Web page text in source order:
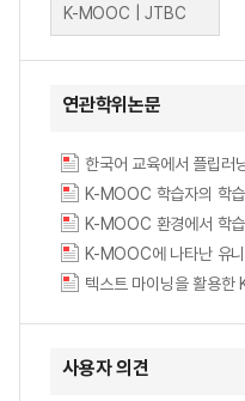
K-MOOC | JTBC
연관학위논문
K-MOOC 학습자의 학
K-MOOC 환경에서 학
K-MOOC에 나타난
텍스트 마이닝을 활용
사용자 의견